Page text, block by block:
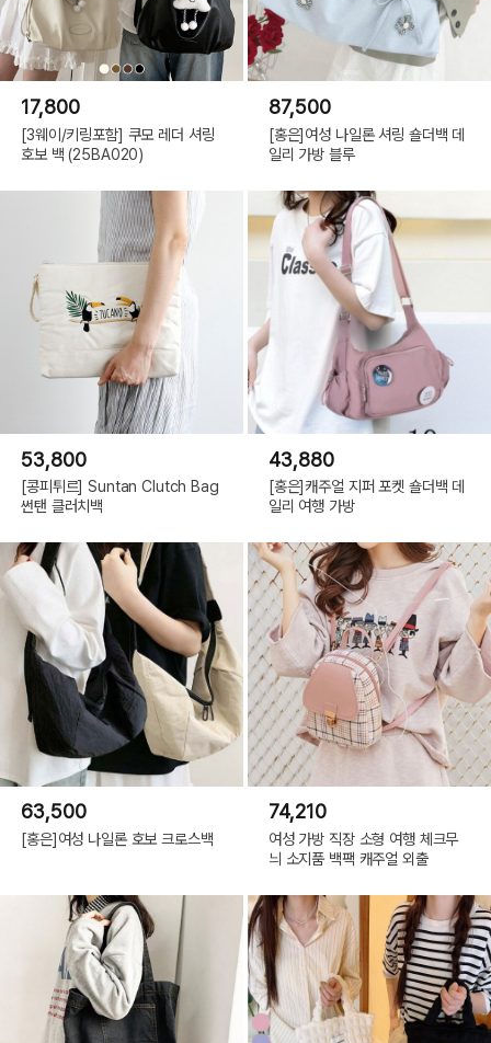
17,800
[3웨이/키링포함] 쿠모 레더 셔링
호보 백 (25BA020)
87,500
[홍은]여성 나일론 셔링 숄더백 데
일리 가방 블루
53,800
[콩피튀르] Suntan Clutch Bag
썬탠 클러치백
43,880
[홍은]캐주얼 지퍼 포켓 숄더백 데
일리 여행 가방
63,500
[홍은]여성 나일론 호보 크로스백
74,210
여성 가방 직장 소형 여행 체크무
늬 소지품 백팩 캐주얼 외출